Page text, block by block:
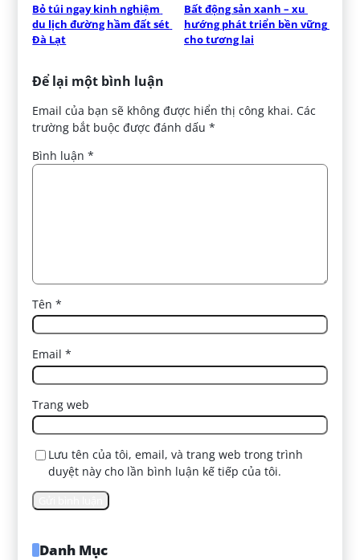
Bỏ túi ngay kinh nghiệm
du lịch đường hầm đất sét
Đà Lạt
Bất động sản xanh – xu
hướng phát triển bền vững
cho tương lai
Để lại một bình luận
Email của bạn sẽ không được hiển thị công khai. Các
trường bắt buộc được đánh dấu*
Bình luận*
Tên*
Email*
Trang web
Lưu tên của tôi, email, và trang web trong trình
duyệt này cho lần bình luận kế tiếp của tôi.
Danh Mục